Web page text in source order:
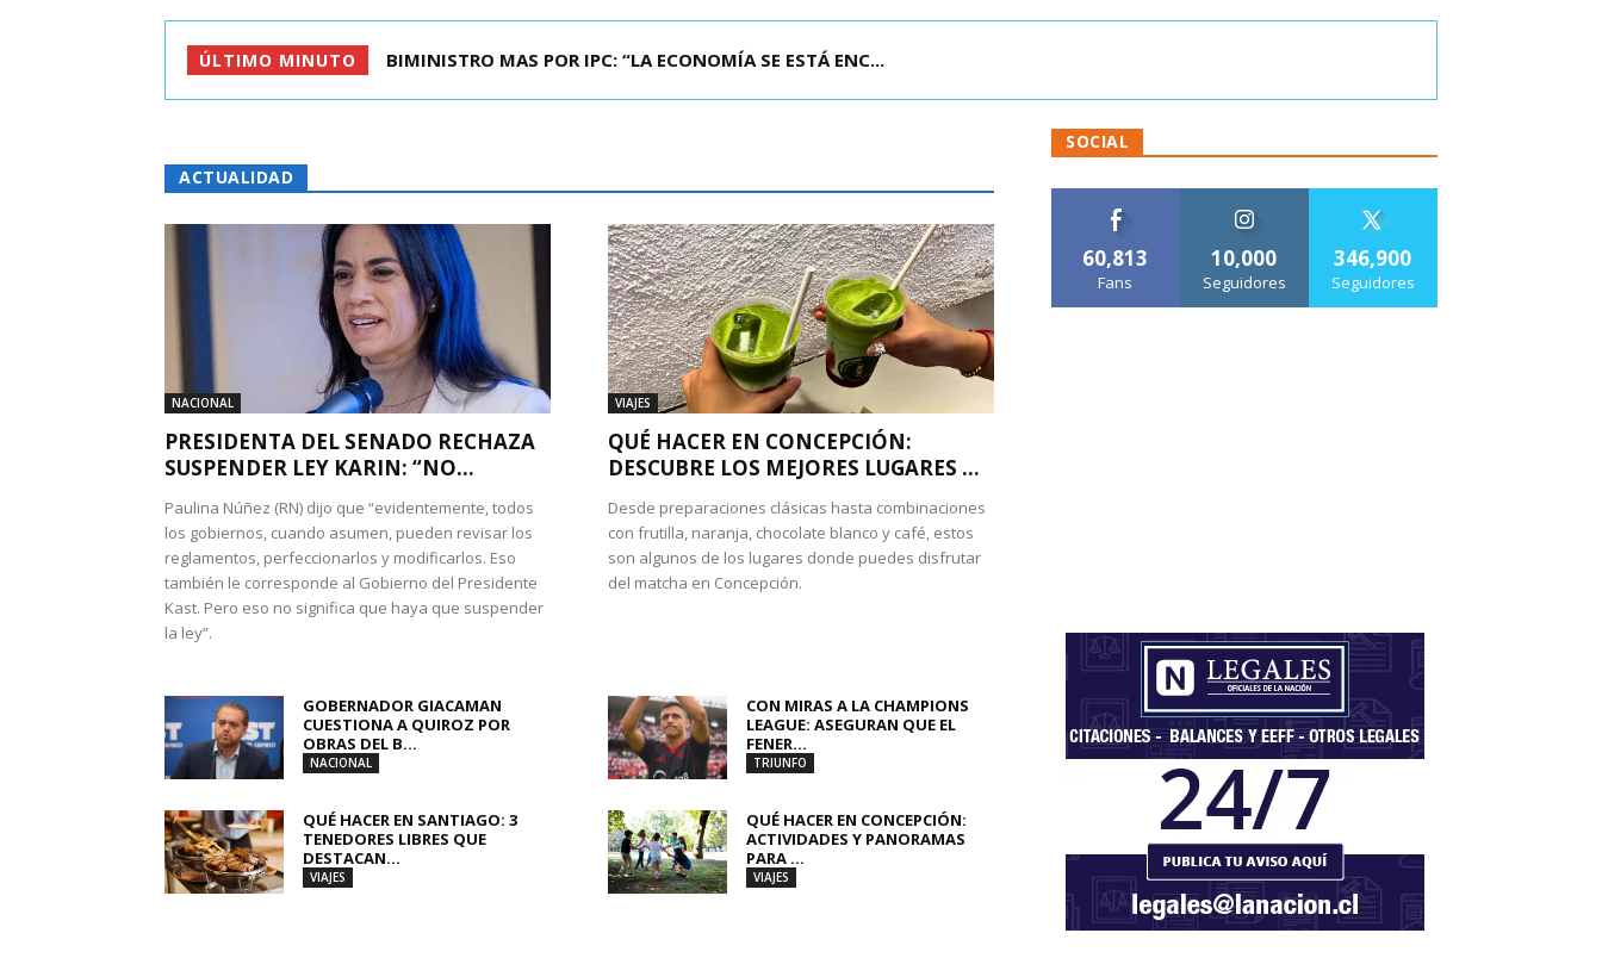
ÚLTIMO MINUTO BIMINISTRO MAS POR IPC: “LA ECONOMÍA SE ESTÁ ENC...
ACTUALIDAD
NACIONAL
PRESIDENTA DEL SENADO RECHAZA
SUSPENDER LEY KARIN: “NO...
Paulina Núñez (RN) dijo que “evidentemente, todos
los gobiernos, cuando asumen, pueden revisar los
reglamentos, perfeccionarlos y modificarlos. Eso
también le corresponde al Gobierno del Presidente
Kast. Pero eso no significa que haya que suspender
la ley”.
VIAJES
QUÉ HACER EN CONCEPCIÓN:
DESCUBRE LOS MEJORES LUGARES ...
Desde preparaciones clásicas hasta combinaciones
con frutilla, naranja, chocolate blanco y café, estos
son algunos de los lugares donde puedes disfrutar
del matcha en Concepción.
GOBERNADOR GIACAMAN
CUESTIONA A QUIROZ POR
OBRAS DEL B...
NACIONAL
CON MIRAS A LA CHAMPIONS
LEAGUE: ASEGURAN QUE EL
FENER...
TRIUNFO
QUÉ HACER EN SANTIAGO: 3
TENEDORES LIBRES QUE
DESTACAN...
VIAJES
QUÉ HACER EN CONCEPCIÓN:
ACTIVIDADES Y PANORAMAS
PARA ...
VIAJES
SOCIAL
60,813
Fans
10,000
Seguidores
346,900
Seguidores